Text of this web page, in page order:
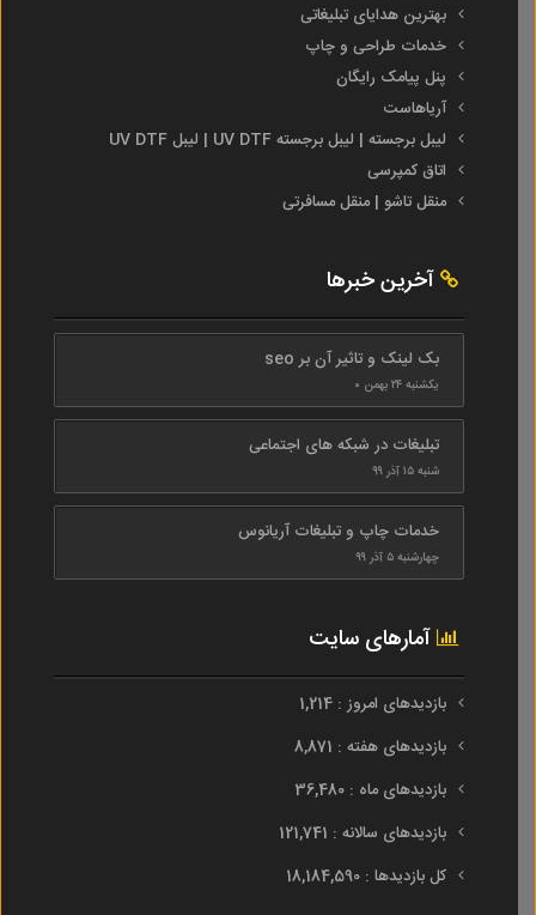
بهترین هدایای تبلیغاتی
خدمات طراحی و چاپ
پنل پیامک رایگان
آریاهاست
لیبل برجسته | لیبل برجسته UV DTF | لیبل UV DTF
اتاق کمپرسی
منقل تاشو | منقل مسافرتی
آخرین خبرها
بک لینک و تاثیر آن بر seo
یکشنبه ۲۴ بهمن ۰
تبلیغات در شبکه های اجتماعی
شنبه ۱۵ آذر ۹۹
خدمات چاپ و تبلیغات آریانوس
چهارشنبه ۵ آذر ۹۹
آمارهای سایت
بازدیدهای امروز : 1,214
بازدیدهای هفته : 8,871
بازدیدهای ماه : 36,480
بازدیدهای سالانه : 121,741
کل بازدیدها : 18,184,590